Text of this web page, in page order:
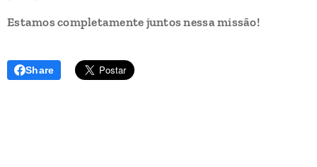
Estamos completamente juntos nessa missão!
Share